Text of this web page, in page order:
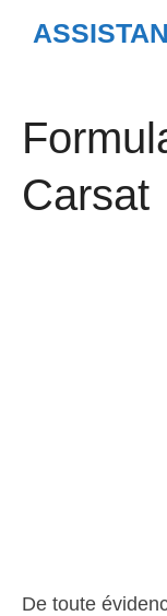
Carsat
De toute